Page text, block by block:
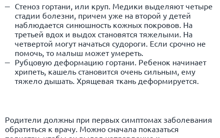
Стеноз гортани, или круп. Медики выделяют четыре
стадии болезни, причем уже на второй у детей
наблюдается синюшность кожных покровов. На
третьей вдох и выдох становятся тяжелыми. На
четвертой могут начаться судороги. Если срочно не
помочь, то малыш может умереть.
Рубцовую деформацию гортани. Ребенок начинает
хрипеть, кашель становится очень сильным, ему
тяжело дышать. Хрящевая ткань деформируется.
Родители должны при первых симптомах заболевания
обратиться к врачу. Можно сначала показаться